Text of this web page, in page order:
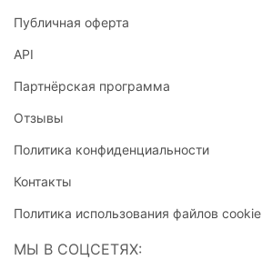
Публичная оферта
API
Партнёрская программа
Отзывы
Политика конфиденциальности
Контакты
Политика использования файлов cookie
МЫ В СОЦСЕТЯХ: